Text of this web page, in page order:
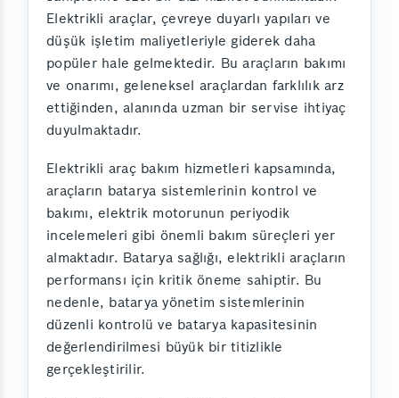
Elektrikli araçlar, çevreye duyarlı yapıları ve
düşük işletim maliyetleriyle giderek daha
popüler hale gelmektedir. Bu araçların bakımı
ve onarımı, geleneksel araçlardan farklılık arz
ettiğinden, alanında uzman bir servise ihtiyaç
duyulmaktadır.
Elektrikli araç bakım hizmetleri kapsamında,
araçların batarya sistemlerinin kontrol ve
bakımı, elektrik motorunun periyodik
incelemeleri gibi önemli bakım süreçleri yer
almaktadır. Batarya sağlığı, elektrikli araçların
performansı için kritik öneme sahiptir. Bu
nedenle, batarya yönetim sistemlerinin
düzenli kontrolü ve batarya kapasitesinin
değerlendirilmesi büyük bir titizlikle
gerçekleştirilir.